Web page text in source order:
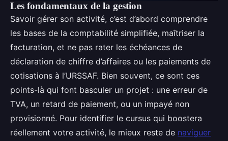
Les fondamentaux de la gestion
Savoir gérer son activité, c’est d’abord comprendre
les bases de la comptabilité simplifiée, maîtriser la
facturation, et ne pas rater les échéances de
déclaration de chiffre d’affaires ou les paiements de
cotisations à l’URSSAF. Bien souvent, ce sont ces
points-là qui font basculer un projet : une erreur de
TVA, un retard de paiement, ou un impayé non
provisionné. Pour identifier le cursus qui boostera
réellement votre activité, le mieux reste de naviguer